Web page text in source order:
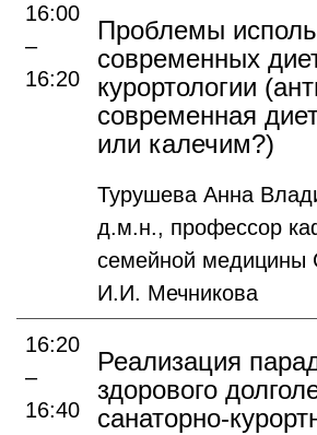
16:00
–
16:20
Проблемы
современных
курортологии
современная
или калечим?)
Турушева Анна
д.м.н., профессор
семейной
И.И. Мечникова
16:20
–
16:40
Реализация
здорового
санаторно-